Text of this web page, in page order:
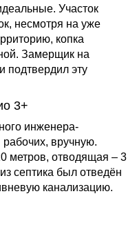
Участок
несмотря на уже
копка
Замерщик на
подтвердил эту
3+
инженера-
вручную.
метров, отводящая – 3
септика был отведён
канализацию.